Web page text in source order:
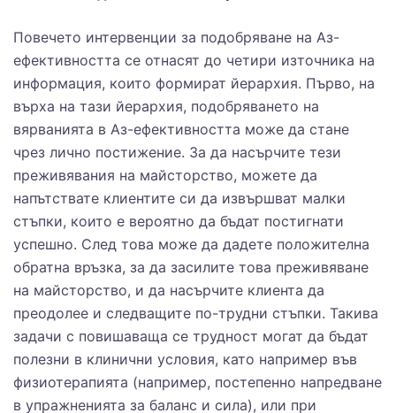
Повечето интервенции за подобряване на Аз-
ефективността се отнасят до четири източника на
информация, които формират йерархия. Първо, на
върха на тази йерархия, подобряването на
вярванията в Аз-ефективността може да стане
чрез лично постижение. За да насърчите тези
преживявания на майсторство, можете да
напътствате клиентите си да извършват малки
стъпки, които е вероятно да бъдат постигнати
успешно. След това може да дадете положителна
обратна връзка, за да засилите това преживяване
на майсторство, и да насърчите клиента да
преодолее и следващите по-трудни стъпки. Такива
задачи с повишаваща се трудност могат да бъдат
полезни в клинични условия, като например във
физиотерапията (например, постепенно напредване
в упражненията за баланс и сила), или при